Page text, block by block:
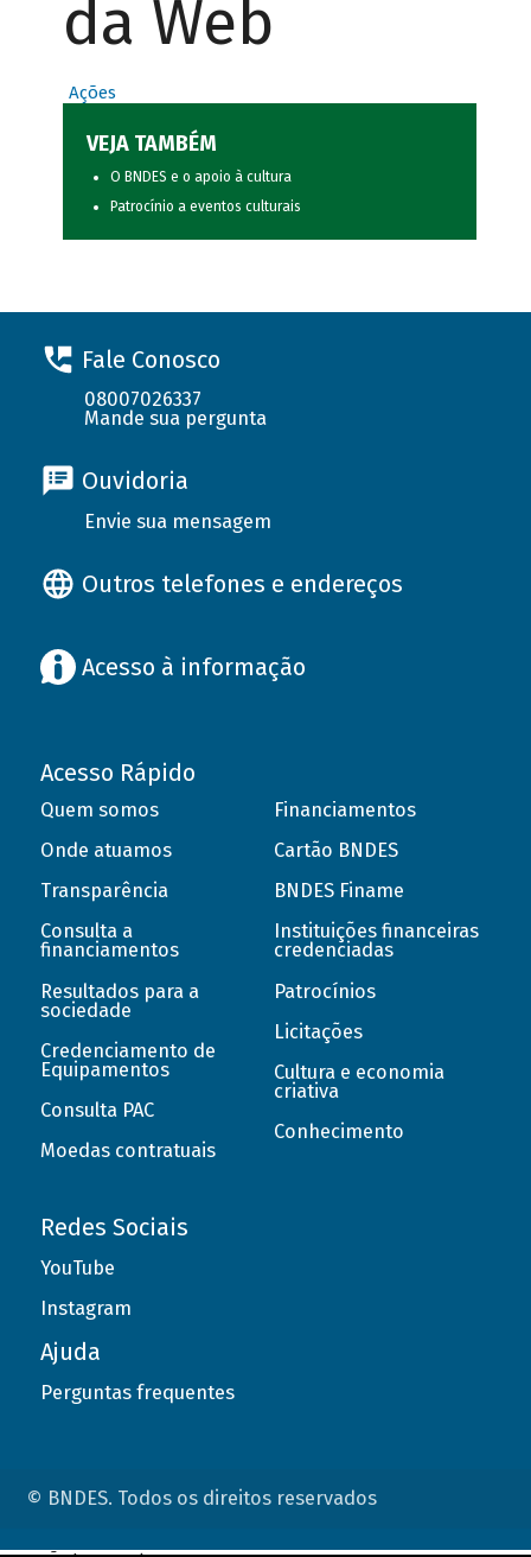
da Web
Ações
VEJA TAMBÉM
O BNDES e o apoio à cultura
Patrocínio a eventos culturais
Fale Conosco
08007026337
Mande sua pergunta
Ouvidoria
Envie sua mensagem
Outros telefones e endereços
Acesso à informação
Acesso Rápido
Quem somos
Onde atuamos
Transparência
Consulta a
financiamentos
Resultados para a
sociedade
Credenciamento de
Equipamentos
Consulta PAC
Moedas contratuais
Financiamentos
Cartão BNDES
BNDES Finame
Instituições financeiras
credenciadas
Patrocínios
Licitações
Cultura e economia
criativa
Conhecimento
Redes Sociais
YouTube
Instagram
Ajuda
Perguntas frequentes
© BNDES. Todos os direitos reservados